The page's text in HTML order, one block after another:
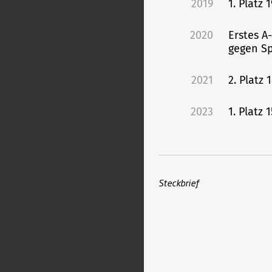
2019 1. Platz
2020
Erstes
gegen
2021 2. Platz
2023 1. Platz
Steckbrief